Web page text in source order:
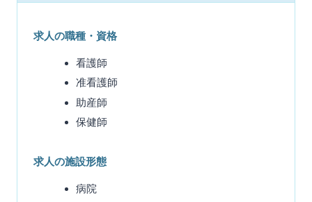
求人の職種・資格
看護師
准看護師
助産師
保健師
求人の施設形態
病院